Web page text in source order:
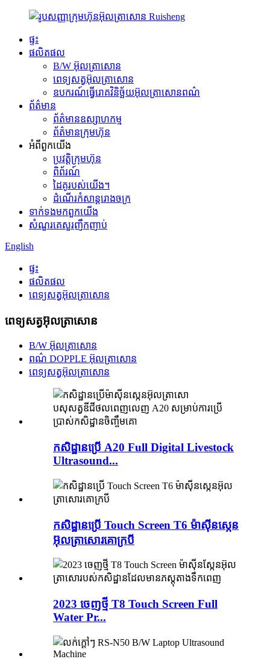
ផ្ទះ
ផលិតផល
B/W អ៊ុលត្រាសោន
ពេទ្យសត្វអ៊ុលត្រាសោន
ឧបករណ៍ធ្វើរោគវិនិច្ឆ័យអ៊ុលត្រាសោនពណ៌
ព័ត៌មាន
ព័ត៌មានឧស្សាហកម្ម
ព័ត៌មានក្រុមហ៊ុន
អំពី​ពួក​យើង
ប្រវត្តិ​ក្រុមហ៊ុន
ពិព័រណ៍
ដៃគូរបស់យើង។
ដំណើរកំសាន្តរោងចក្រ
ទាក់ទង​មក​ពួក​យើង
សំណួរគេសួរញឹកញាប់
English
ផ្ទះ
ផលិតផល
ពេទ្យសត្វអ៊ុលត្រាសោន
ពេទ្យសត្វអ៊ុលត្រាសោន
B/W អ៊ុលត្រាសោន
ពណ៌ DOPPLE អ៊ុលត្រាសោន
ពេទ្យសត្វអ៊ុលត្រាសោន
កសិដ្ឋានប្រើ A20 Full Digital Livestock
Ultrasound...
កសិដ្ឋានប្រើ Touch Screen T6 ម៉ាស៊ីនស្កេន
អ៊ុលត្រាសោរគោក្របី
2023 ចេញថ្មី T8 Touch Screen Full
Water Pr...